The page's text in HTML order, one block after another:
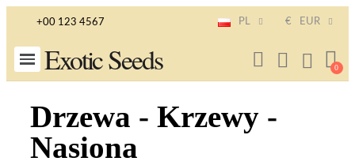
+00 123 4567 PL € EUR
Exotic Seeds
Drzewa - Krzewy -
Nasiona